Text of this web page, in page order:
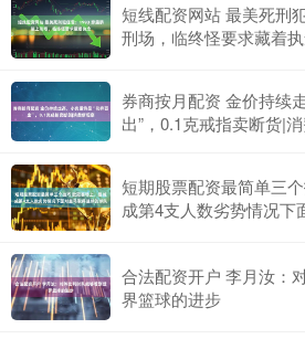
短线配资网站 最美死刑
刑场，临终怪要求藏着
券商按月配资 金价持续
出”，0.1克戒指卖断货|
短期股票配资最简单三
成第4支人数劣势情况下
合法配资开户 李月汝：
界篮球的进步